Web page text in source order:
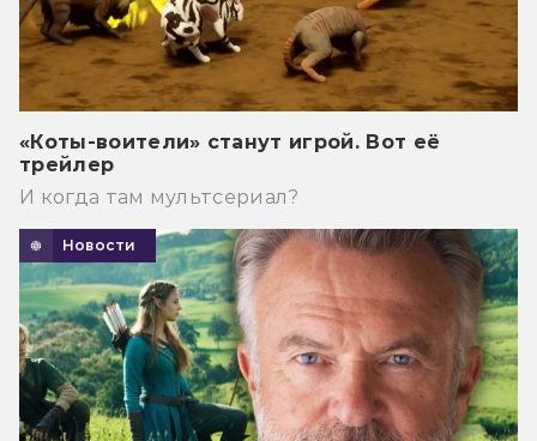
«Коты-воители» станут игрой. Вот её
трейлер
И когда там мультсериал?
Новости